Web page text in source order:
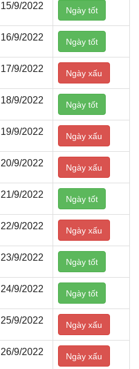
15/9/2022 Ngày tốt
16/9/2022 Ngày tốt
17/9/2022 Ngày xấu
18/9/2022 Ngày tốt
19/9/2022 Ngày xấu
20/9/2022 Ngày xấu
21/9/2022 Ngày tốt
22/9/2022 Ngày xấu
23/9/2022 Ngày tốt
24/9/2022 Ngày tốt
25/9/2022 Ngày xấu
26/9/2022 Ngày xấu